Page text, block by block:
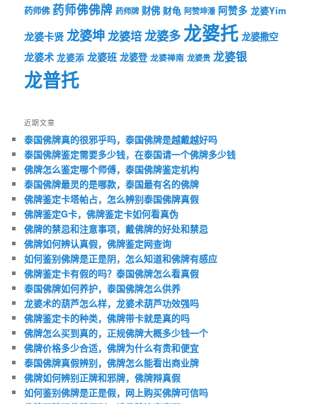
药师佛 药师佛佛牌 药师牌 财佛 财龟 阿赞坤潘 阿赞多 龙婆Yim
龙婆卡贤 龙婆坤龙婆培龙婆多龙婆托 龙婆撒空
龙婆术 龙婆添 龙婆班 龙婆登 龙婆禅南 龙婆贵 龙婆银
龙普托
近期文章
泰国佛牌真的很邪乎吗，泰国佛牌是越戴越好吗
泰国佛牌鉴定需要多少钱，在泰国请一个佛牌多少钱
佛牌怎么鉴定哪个师傅，泰国佛牌鉴定机构
泰国佛牌最灵的是哪款，泰国最有名的佛牌
佛牌鉴定卡塔帕占，怎么辨别泰国佛牌真假
佛牌鉴定G卡，佛牌鉴定卡如何看真伪
佛牌的禁忌和注意事项，戴佛牌的好处和禁忌
佛牌如何辨认真假，佛牌鉴定网查询
如何鉴别佛牌是正是阴，怎么知道和佛牌有感应
佛牌鉴定卡有假的吗？泰国佛牌怎么看真假
泰国佛牌如何养护，泰国佛牌怎么供养
龙婆术的葫芦怎么样，龙婆术葫芦功效强吗
佛牌鉴定卡的种类，佛牌带卡就是真的吗
佛牌怎么买到真的，正规佛牌大概多少钱一个
佛牌价格多少合适，佛牌为什么有贵和便宜
泰国佛牌真假辨别，佛牌怎么能看出商业牌
佛牌如何辨别正牌和邪牌，佛牌辩真假
如何鉴别佛牌是正是假，网上购买佛牌可信吗